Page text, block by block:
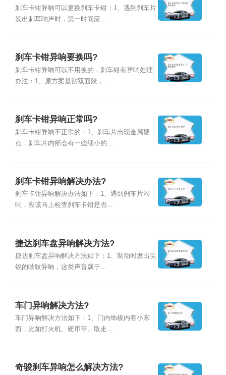
刹车卡钳异响可以更换刹车卡钳：1、遇到刹车片
发出刺耳响声时，第一时间应...
刹车卡钳异响要换吗?
刹车卡钳异响可以不用换的，刹车钳有异响处理
办法：1、原方案是贴双面胶，...
刹车卡钳异响正常吗?
刹车卡钳异响不正常的：1、刹车片出现金属硬
点，刹车片内部会有一些细小的...
刹车卡钳异响解决办法?
刹车卡钳异响解决办法如下：1、遇到刹车片闷
响，应该马上检查刹车卡钳是否...
捷达刹车盘异响解决方法?
捷达刹车盘异响解决方法如下：1、制动时发出尖
锐的吱吱异响，这类声音属于...
车门异响解决方法?
车门异响解决方法如下：1、门内饰板内有小东
西，比如打火机、硬币等。取走...
奇骏刹车异响怎么解决方法?